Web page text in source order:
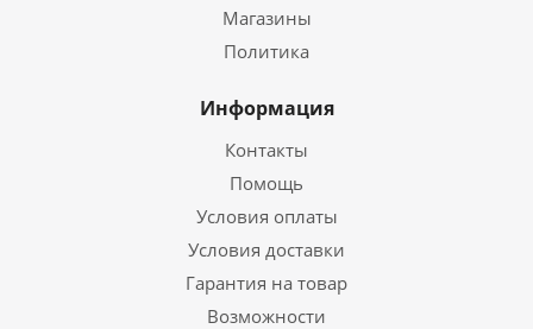
Магазины
Политика
Информация
Контакты
Помощь
Условия оплаты
Условия доставки
Гарантия на товар
Возможности